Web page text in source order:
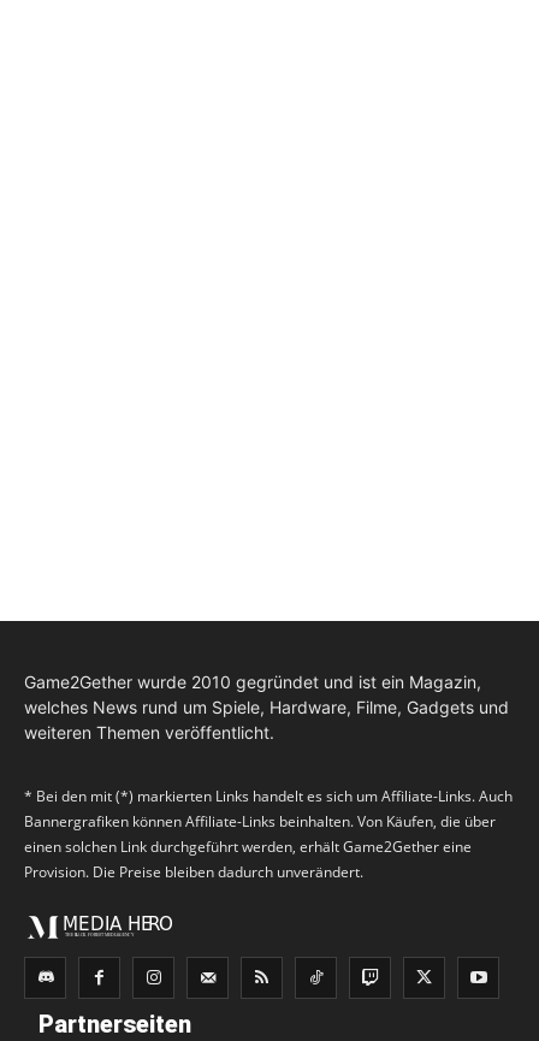
Game2Gether wurde 2010 gegründet und ist ein Magazin,
welches News rund um Spiele, Hardware, Filme, Gadgets und
weiteren Themen veröffentlicht.
* Bei den mit (*) markierten Links handelt es sich um Affiliate-Links. Auch
Bannergrafiken können Affiliate-Links beinhalten. Von Käufen, die über
einen solchen Link durchgeführt werden, erhält Game2Gether eine
Provision. Die Preise bleiben dadurch unverändert.
Partnerseiten